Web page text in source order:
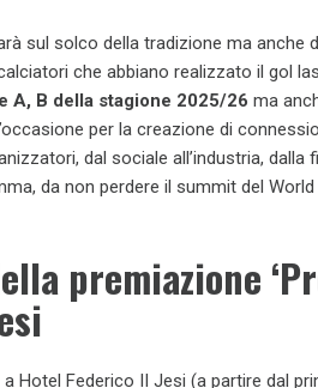
sul solco della tradizione ma anche
che abbiano realizzato il gol
A, B della stagione 2025/26 ma
per la creazione di
dal sociale all’industria, dalla
da non perdere il summit del
premiazione
Hotel Federico II Jesi (a partire dal